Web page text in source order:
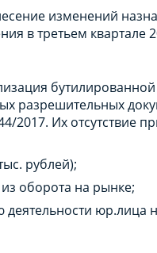
изменений
в третьем квартале
разрешительных
2017. Их отсутствие
рублей);
оборота на рынке;
юр.лица